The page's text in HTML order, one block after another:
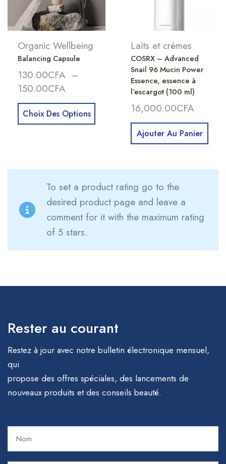
Organic Wellbeing
Balancing Capsule
130.00CFA –
150.00CFA
Choix Des Options
Laits et crèmes
COSRX – Advanced
Snail 96 Mucin Power
Essence, essence à
l’escargot (100 ml)
16,000.00CFA
Ajouter Au Panier
To set a product rating go to the
desired product page and leave a
comment for it with the maximum rating
of 5 stars.
Rester au courant
Restez à jour avec notre bulletin électronique mensuel,
qui
propose des offres spéciales, des lancements de
nouveaux produits et des conseils beauté.